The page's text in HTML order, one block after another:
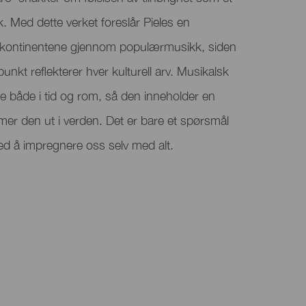
Med dette verket foreslår Pieles en
gjennom populærmusikk, siden
reflekterer hver kulturell arv. Musikalsk
både i tid og rom, så den inneholder en
den ut i verden. Det er bare et spørsmål
å impregnere oss selv med alt.